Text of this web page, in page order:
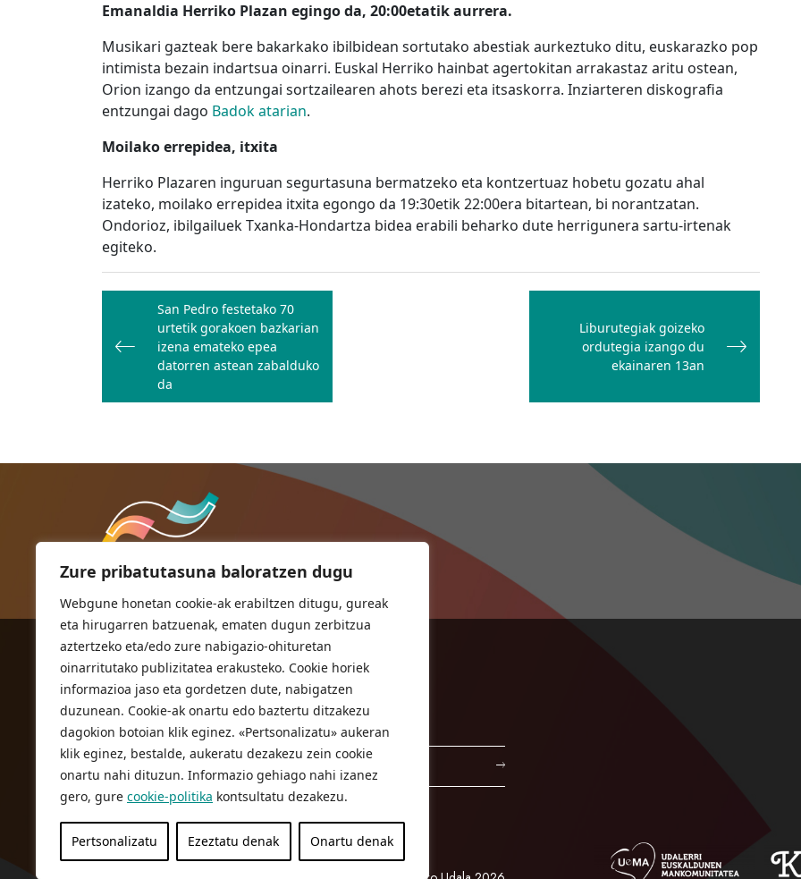
Zure pribatutasuna baloratzen dugu
Webgune honetan cookie-ak erabiltzen ditugu, gureak
eta hirugarren batzuenak, ematen dugun zerbitzua
aztertzeko eta/edo zure nabigazio-ohituretan
oinarritutako publizitatea erakusteko. Cookie horiek
informazioa jaso eta gordetzen dute, nabigatzen
duzunean. Cookie-ak onartu edo baztertu ditzakezu
dagokion botoian klik eginez. «Pertsonalizatu» aukeran
klik eginez, bestalde, aukeratu dezakezu zein cookie
onartu nahi dituzun. Informazio gehiago nahi izanez
gero, gure cookie-politika kontsultatu dezakezu.
Pertsonalizatu Ezeztatu denak Onartu denak
Emanaldia Herriko Plazan egingo da, 20:00etatik aurrera.
Musikari gazteak bere bakarkako ibilbidean sortutako abestiak aurkeztuko ditu, euskarazko pop
intimista bezain indartsua oinarri. Euskal Herriko hainbat agertokitan arrakastaz aritu ostean,
Orion izango da entzungai sortzailearen ahots berezi eta itsaskorra. Inziarteren diskografia
entzungai dago Badok atarian.
Moilako errepidea, itxita
Herriko Plazaren inguruan segurtasuna bermatzeko eta kontzertuaz hobetu gozatu ahal
izateko, moilako errepidea itxita egongo da 19:30etik 22:00era bitartean, bi norantzatan.
Ondorioz, ibilgailuek Txanka-Hondartza bidea erabili beharko dute herrigunera sartu-irtenak
egiteko.
Bidalketetan
zehar
nabigatu
San Pedro festetako 70
urtetik gorakoen bazkarian
izena emateko epea
datorren astean zabalduko
da
Liburutegiak goizeko
ordutegia izango du
ekainaren 13an
ORIOKO UDALA
Herriko plaza,1
20810 Orio (Gipuzkoa)
T. 943 83 03 46
bulegoak@orio.eus